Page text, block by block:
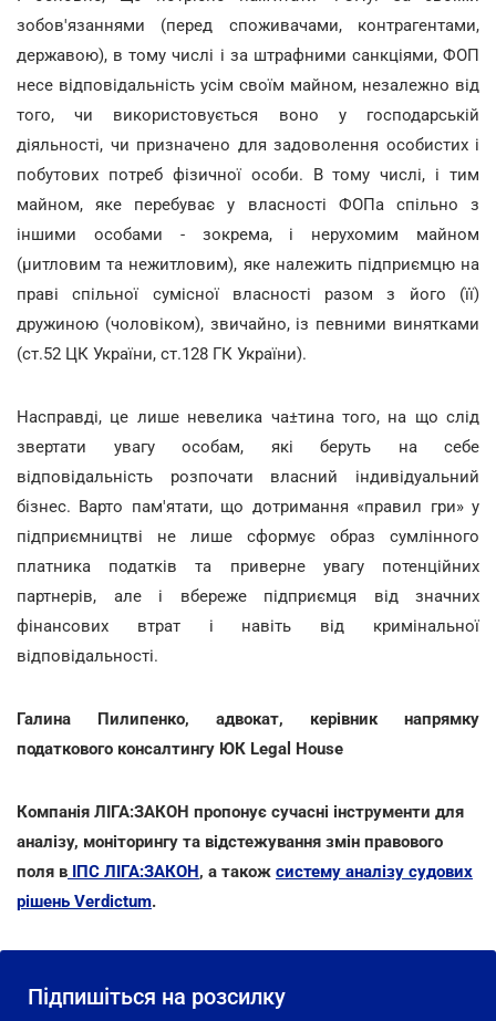
зобов'язаннями (перед споживачами, контрагентами,
державою), в тому числі і за штрафними санкціями, ФОП
несе відповідальність усім своїм майном, незалежно від
того, чи використовується воно у господарській
діяльності, чи призначено для задоволення особистих і
побутових потреб фізичної особи. В тому числі, і тим
майном, яке перебуває у власності ФОПа спільно з
іншими особами - зокрема, і нерухомим майном
(µитловим та нежитловим), яке належить підприємцю на
праві спільної сумісної власності разом з його (її)
дружиною (чоловіком), звичайно, із певними винятками
(ст.52 ЦК України, ст.128 ГК України).
Насправді, це лише невелика ча±тина того, на що слід
звертати увагу особам, які беруть на себе
відповідальність розпочати власний індивідуальний
бізнес. Варто пам'ятати, що дотримання «правил гри» у
підприємництві не лише сформує образ сумлінного
платника податків та приверне увагу потенційних
партнерів, але і вбереже підприємця від значних
фінансових втрат і навіть від кримінальної
відповідальності.
Галина Пилипенко, адвокат, керівник напрямку
податкового консалтингу ЮК Legal House
Компанія ЛІГА:ЗАКОН пропонує сучасні інструменти для
аналізу, моніторингу та відстежування змін правового
поля в ІПС ЛІГА:ЗАКОН, а також систему аналізу судових
рішень Verdictum.
Підпишіться на розсилку